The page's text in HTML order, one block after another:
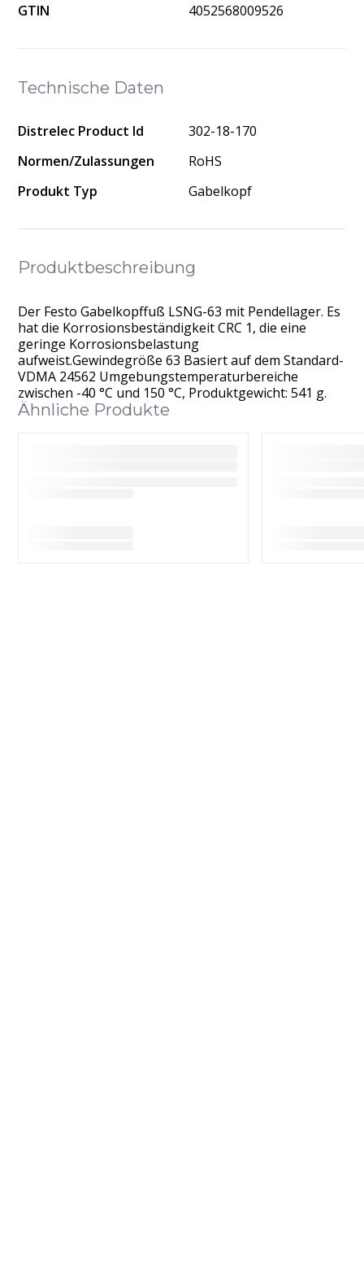
Technische Daten
Distrelec Product Id
302-18-170
Normen/Zulassungen
RoHS
Produkt Typ
Gabelkopf
Produktbeschreibung
Der Festo Gabelkopffuß LSNG-63 mit Pendellager. Es
hat die Korrosionsbeständigkeit CRC 1, die eine
geringe Korrosionsbelastung
aufweist.Gewindegröße 63 Basiert auf dem Standard-
VDMA 24562 Umgebungstemperaturbereiche
zwischen -40 °C und 150 °C, Produktgewicht: 541 g.
GTIN
4052568009526
Ähnliche Produkte